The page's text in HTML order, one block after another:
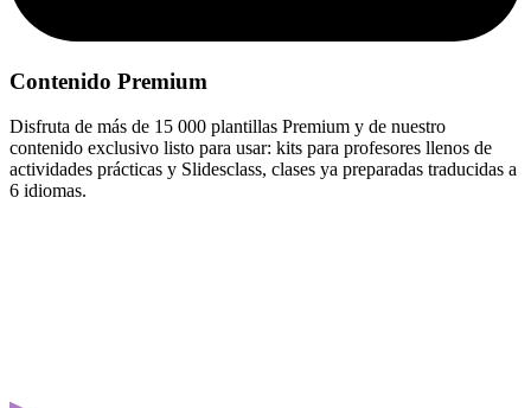
Contenido Premium
Disfruta de más de 15 000 plantillas Premium y de nuestro
contenido exclusivo listo para usar: kits para profesores llenos de
actividades prácticas y Slidesclass, clases ya preparadas traducidas a
6 idiomas.